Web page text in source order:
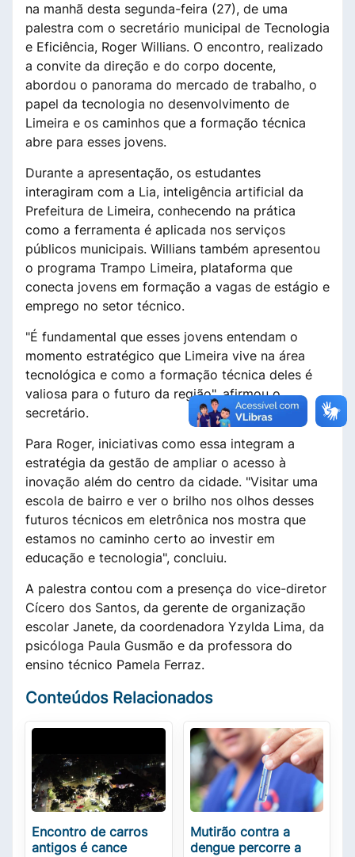
na manhã desta segunda-feira (27), de uma
palestra com o secretário municipal de Tecnologia
e Eficiência, Roger Willians. O encontro, realizado
a convite da direção e do corpo docente,
abordou o panorama do mercado de trabalho, o
papel da tecnologia no desenvolvimento de
Limeira e os caminhos que a formação técnica
abre para esses jovens.
Durante a apresentação, os estudantes
interagiram com a Lia, inteligência artificial da
Prefeitura de Limeira, conhecendo na prática
como a ferramenta é aplicada nos serviços
públicos municipais. Willians também apresentou
o programa Trampo Limeira, plataforma que
conecta jovens em formação a vagas de estágio e
emprego no setor técnico.
"É fundamental que esses jovens entendam o
momento estratégico que Limeira vive na área
tecnológica e como a formação técnica deles é
valiosa para o futuro da região", afirmou o
secretário.
Para Roger, iniciativas como essa integram a
estratégia da gestão de ampliar o acesso à
inovação além do centro da cidade. "Visitar uma
escola de bairro e ver o brilho nos olhos desses
futuros técnicos em eletrônica nos mostra que
estamos no caminho certo ao investir em
educação e tecnologia", concluiu.
A palestra contou com a presença do vice-diretor
Cícero dos Santos, da gerente de organização
escolar Janete, da coordenadora Yzylda Lima, da
psicóloga Paula Gusmão e da professora do
ensino técnico Pamela Ferraz.
Conteúdos Relacionados
Encontro de carros
antigos é cance
Mutirão contra a
dengue percorre a